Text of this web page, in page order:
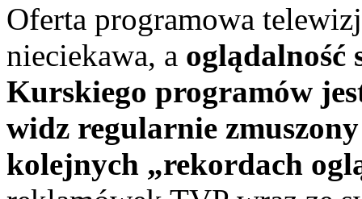
Oferta programowa
nieciekawa, a oglądalność
Kurskiego programów
widz regularnie
kolejnych „rekordach